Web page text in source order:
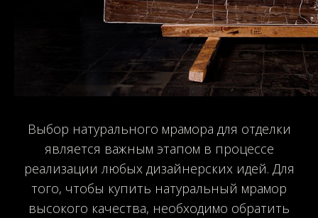
Выбор натурального мрамора для отделки
является важным этапом в процессе
реализации любых дизайнерских идей. Для
того, чтобы купить натуральный мрамор
высокого качества, необходимо обратить